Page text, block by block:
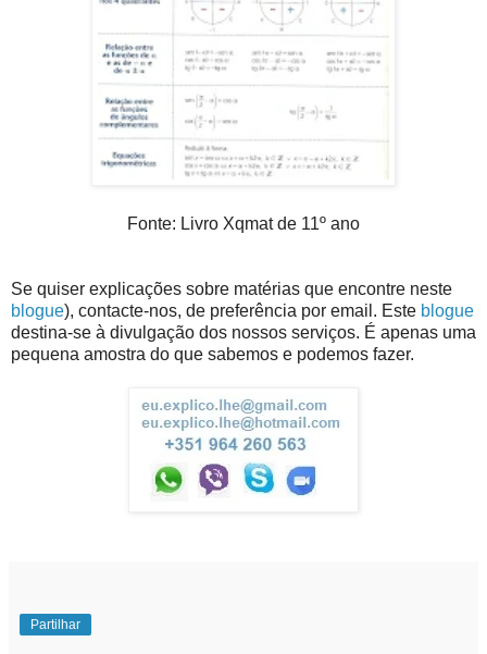
Fonte: Livro Xqmat de 11º ano
Se quiser explicações sobre matérias que encontre neste
blogue), contacte-nos, de preferência por email. Este blogue
destina-se à divulgação dos nossos serviços. É apenas uma
pequena amostra do que sabemos e podemos fazer.
Partilhar